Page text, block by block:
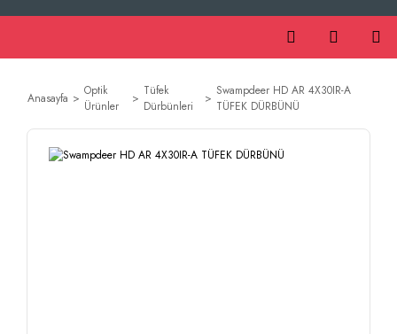
Anasayfa
Optik
Ürünler
Tüfek
Dürbünleri
Swampdeer HD AR 4X30IR-A
TÜFEK DÜRBÜNÜ